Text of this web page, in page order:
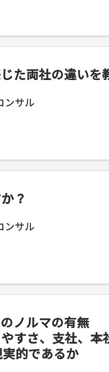
た両社の違いを
ンサル
？
ンサル
ノルマの有無
すさ、支社、本
的であるか